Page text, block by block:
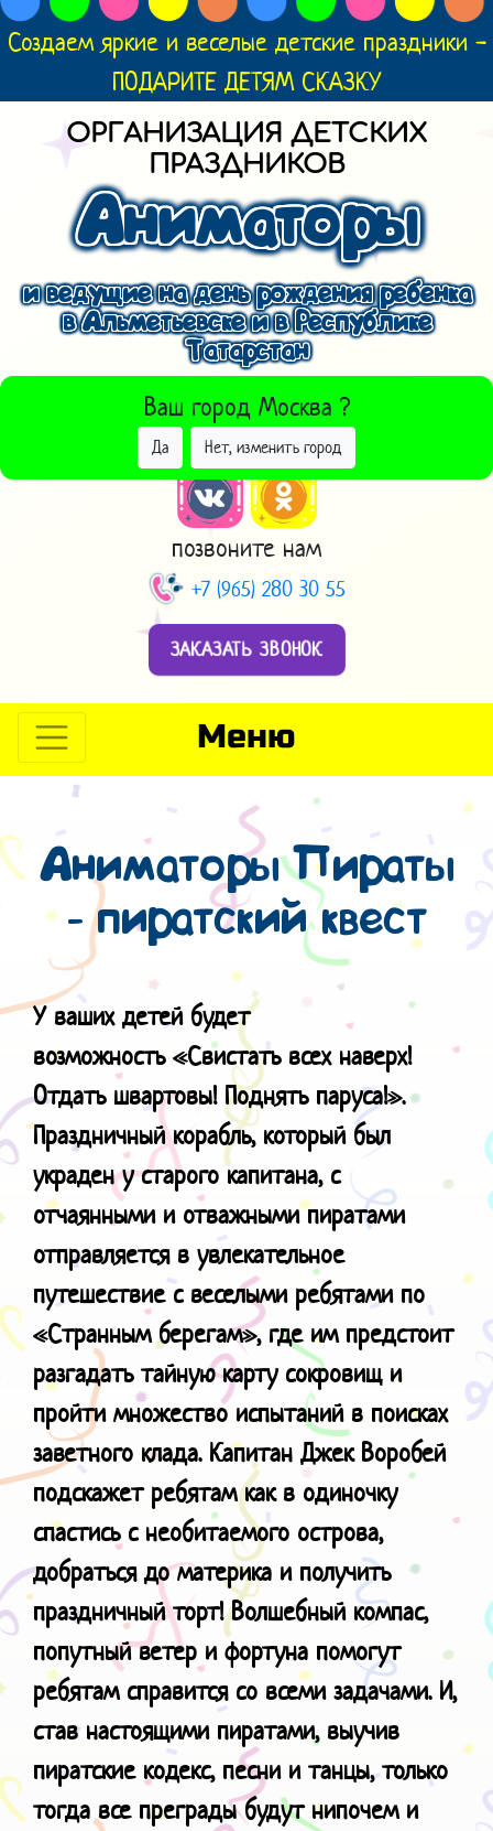
Создаем яркие и веселые детские праздники -
ПОДАРИТЕ ДЕТЯМ СКАЗКУ
ОРГАНИЗАЦИЯ ДЕТСКИХ
ПРАЗДНИКОВ
Аниматоры
и ведущие на день рождения ребенка
в Альметьевске и в Республике
Татарстан
Ваш город Москва ?
Да Нет, изменить город
ВЫБРАТЬ ДРУГОЙ ГОРОД
позвоните нам
+7 (965) 280 30 55
ЗАКАЗАТЬ ЗВОНОК
Меню
Аниматоры Пираты
- пиратский квест
У ваших детей будет
возможность «Свистать всех наверх!
Отдать швартовы! Поднять паруса!».
Праздничный корабль, который был
украден у старого капитана, с
отчаянными и отважными пиратами
отправляется в увлекательное
путешествие с веселыми ребятами по
«Странным берегам», где им предстоит
разгадать тайную карту сокровищ и
пройти множество испытаний в поисках
заветного клада. Капитан Джек Воробей
подскажет ребятам как в одиночку
спастись с необитаемого острова,
добраться до материка и получить
праздничный торт! Волшебный компас,
попутный ветер и фортуна помогут
ребятам справится со всеми задачами. И,
став настоящими пиратами, выучив
пиратские кодекс, песни и танцы, только
тогда все преграды будут нипочем и